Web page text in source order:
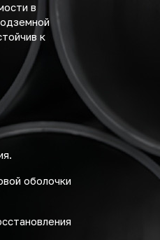
в
к
оболочки